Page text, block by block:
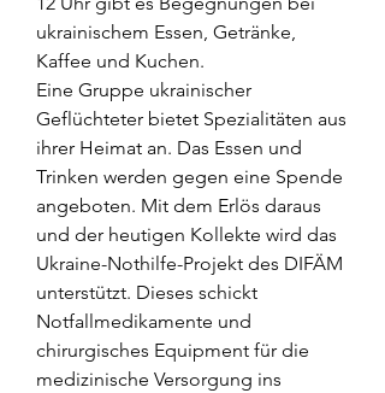
ukrainischem Essen, Getränke,
Kaffee und Kuchen.
Eine Gruppe ukrainischer
Geflüchteter bietet Spezialitäten aus
ihrer Heimat an. Das Essen und
Trinken werden gegen eine Spende
angeboten. Mit dem Erlös daraus
und der heutigen Kollekte wird das
Ukraine-Nothilfe-Projekt des DIFÄM
unterstützt. Dieses schickt
Notfallmedikamente und
chirurgisches Equipment für die
medizinische Versorgung ins